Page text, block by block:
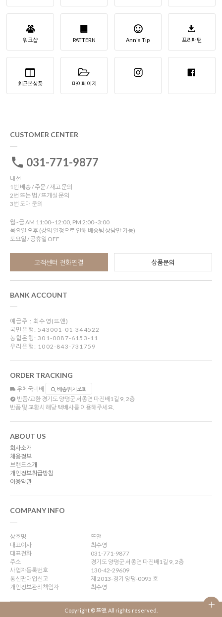
워크샵 PATTERN Ann's Tip 프리패턴
최근본상품 마이페이지
CUSTOMER CENTER
031-771-9877
내선
1번 배송 / 주문 / 재고 문의
2번 뜨는 법 / 뜨개실 문의
3번 도매 문의
월~금 AM 11:00~12:00, PM 2:00~3:00
목요일 오후 (강의 일정으로 인해 배송팀 상담만 가능)
토요일 / 공휴일 OFF
고객센터 전화연결 상품문의
BANK ACCOUNT
예금주 : 최수영(뜨앤)
국민은행: 543001-01-344522
농협은행: 301-0087-6153-11
우리은행: 1002-843-731759
ORDER TRACKING
우체국택배 배송위치조회
반품/교환 경기도 양평군 서종면 마진배1길 9, 2층
반품 및 교환시 해당 택배사를 이용해주세요.
ABOUT US
회사소개
채용정보
브랜드소개
개인정보취급방침
이용약관
COMPANY INFO
상호명
뜨앤
대표이사
최수영
대표전화
031-771-9877
주소
경기도 양평군 서종면 마진배1길 9, 2층
사업자등록번호
130-42-29609
통신판매업신고
제 2013-경기 양평-0095 호
개인정보관리책임자
최수영
Copyright ©뜨앤 . All rights reserved.